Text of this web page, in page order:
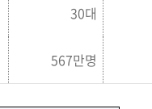
30대
567만명